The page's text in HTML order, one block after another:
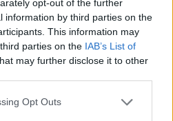
opt-out of the further
information by third parties on the
This information may
parties on the IAB’s List of
may further disclose it to other
app uses one or more Google
Opt Outs
18 βαθμούς Κελσίου.
βροχών.